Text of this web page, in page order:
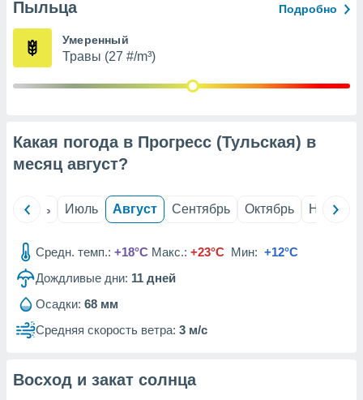
из
рекламы
сведения
наших 1199
Пыльца Подробно
Умеренный
Травы (27 #/m³)
Какая погода в Прогресс (Тульская) в
месяц август?
Июнь Июль Август Сентябрь Октябрь Ноябрь
Средн. темп.: +18°C Макс.: +23°C Мин: +12°C
Дождливые дни: 11 дней
Осадки: 68 мм
Средняя скорость ветра: 3 м/с
Восход и закат солнца